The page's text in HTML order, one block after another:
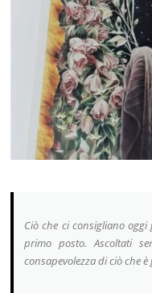
Ciò che ci consigliano
primo posto. Ascoltati
consapevolezza di ciò che è